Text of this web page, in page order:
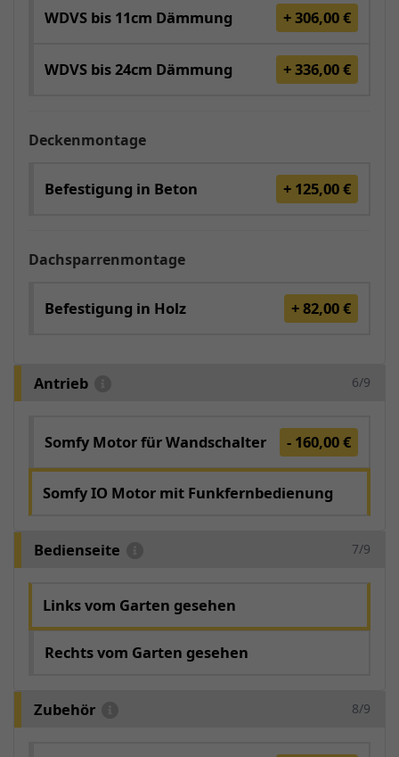
WDVS bis 11cm Dämmung + 306,00 €
WDVS bis 24cm Dämmung + 336,00 €
Deckenmontage
Befestigung in Beton + 125,00 €
Dachsparrenmontage
Befestigung in Holz + 82,00 €
Antrieb 6/9
Somfy Motor für Wandschalter - 160,00 €
Somfy IO Motor mit Funkfernbedienung
Bedienseite 7/9
Links vom Garten gesehen
Rechts vom Garten gesehen
Zubehör 8/9